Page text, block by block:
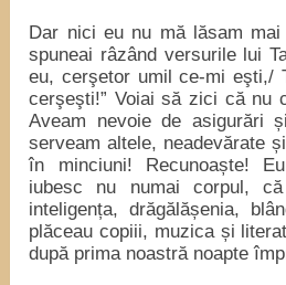
Dar nici eu nu mă lăsam
spuneai râzând versurile lui
eu, cerşetor umil ce-mi eşti,/
cerşeşti!” Voiai să zici că nu
Aveam nevoie de asigurări
serveam altele, neadevărate
în minciuni! Recunoaște!
iubesc nu numai corpul,
inteligența, drăgălășenia,
plăceau copiii, muzica și
după prima noastră noapte